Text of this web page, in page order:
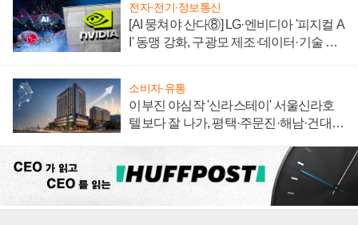
전자·전기·정보통신
[AI 뭉쳐야 산다⑧] LG·엔비디아 '피지컬 A
I' 동맹 강화, 구광모 제조·데이터·기술 결
소비자·유통
이부진 야심작 '신라스테이' 서울신라호
텔보다 잘 나가, 평택·주문진·해남·건대로